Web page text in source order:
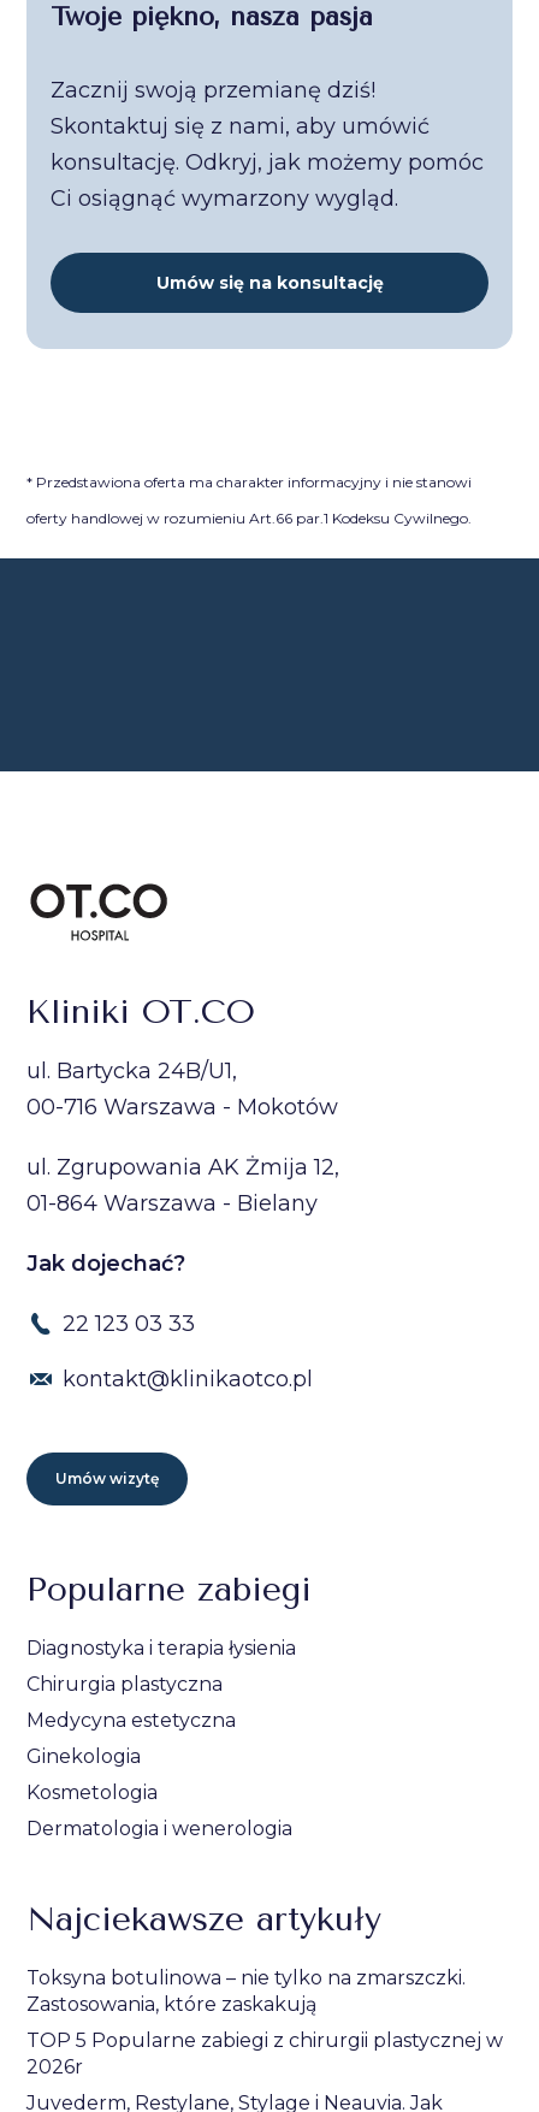
Twoje piękno, nasza pasja
Zacznij swoją przemianę dziś!
Skontaktuj się z nami, aby umówić
konsultację. Odkryj, jak możemy pomóc
Ci osiągnąć wymarzony wygląd.
Umów się na konsultację
* Przedstawiona oferta ma charakter informacyjny i nie stanowi
oferty handlowej w rozumieniu Art.66 par.1 Kodeksu Cywilnego.
Kliniki OT.CO
ul. Bartycka 24B/U1,
00-716 Warszawa - Mokotów
ul. Zgrupowania AK Żmija 12,
01-864 Warszawa - Bielany
Jak dojechać?
22 123 03 33
kontakt@klinikaotco.pl
Umów wizytę
Popularne zabiegi
Diagnostyka i terapia łysienia
Chirurgia plastyczna
Medycyna estetyczna
Ginekologia
Kosmetologia
Dermatologia i wenerologia
Najciekawsze artykuły
Toksyna botulinowa – nie tylko na zmarszczki.
Zastosowania, które zaskakują
TOP 5 Popularne zabiegi z chirurgii plastycznej w
2026r
Juvederm, Restylane, Stylage i Neauvia. Jak